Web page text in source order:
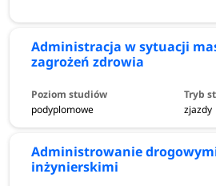
Administracja w sytuacji
zagrożeń zdrowia
podyplomowe zjazdy
Administrowanie
inżynierskimi